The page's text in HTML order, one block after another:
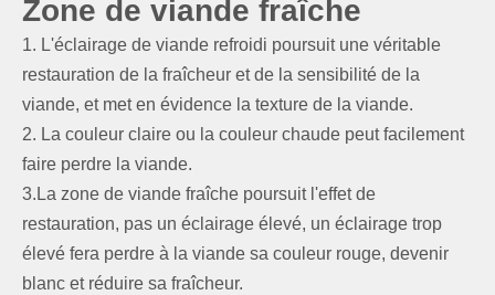
Zone de viande fraîche
1. L'éclairage de viande refroidi poursuit une véritable
restauration de la fraîcheur et de la sensibilité de la
viande, et met en évidence la texture de la viande.
2. La couleur claire ou la couleur chaude peut facilement
faire perdre la viande.
3.La zone de viande fraîche poursuit l'effet de
restauration, pas un éclairage élevé, un éclairage trop
élevé fera perdre à la viande sa couleur rouge, devenir
blanc et réduire sa fraîcheur.